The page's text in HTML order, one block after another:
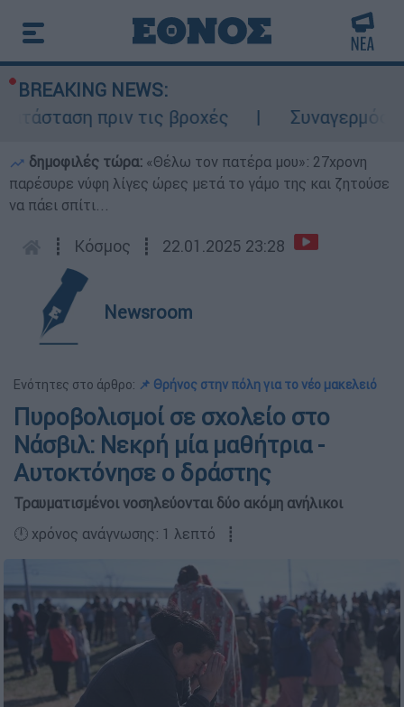
BREAKING NEWS:
πριν τις βροχές
Συναγερμός
δημοφιλές τώρα: «Θέλω τον πατέρα μου»: 27χρονη
παρέσυρε νύφη λίγες ώρες μετά το γάμο της και ζητούσε
να πάει σπίτι...
┋ Κόσμος ┋ 22.01.2025 23:28
Newsroom
Ενότητες στο άρθρο: 📌 Θρήνος στην πόλη για το νέο μακελειό
Πυροβολισμοί σε σχολείο στο
Νάσβιλ: Νεκρή μία μαθήτρια -
Αυτοκτόνησε ο δράστης
Τραυματισμένοι νοσηλεύονται δύο ακόμη ανήλικοι
🕛 χρόνος ανάγνωσης: 1 λεπτό ┋